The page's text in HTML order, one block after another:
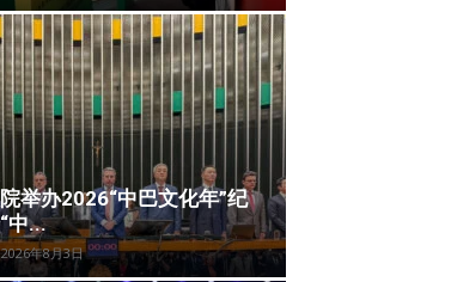
举办2026“中巴文化年”纪
中...
2026年8月3日